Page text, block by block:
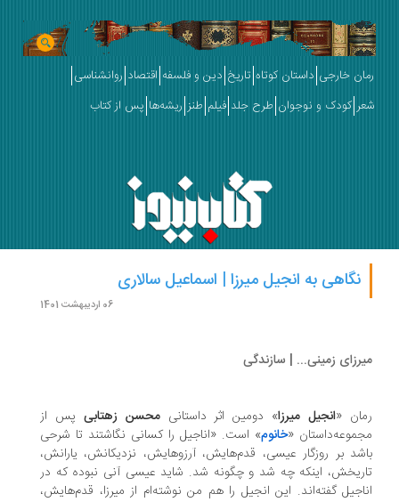
خارجی داستان کوتاه تاریخ دین و فلسفه اقتصاد روانشناسی
کودک و نوجوان طرح جلد فیلم طنز ریشه‌ها پس از کتاب
نگاهی به انجیل میرزا | اسماعیل سالاری
زمینی... | سازندگی
«انجیل میرزا» دومین اثر داستانیمحسن زهتابی پس از
«خانوم » است. «اناجیل را کسانی نگاشتند تا شرحی
بر روزگار عیسی، قدم‌هایش، آرزوهایش، نزدیکانش، یارانش،
اینکه چه شد و چگونه شد. شاید عیسی آنی نبوده که در
گفته‌اند. این انجیل را هم من نوشته‌ام از میرزا، قدم‌هایش،